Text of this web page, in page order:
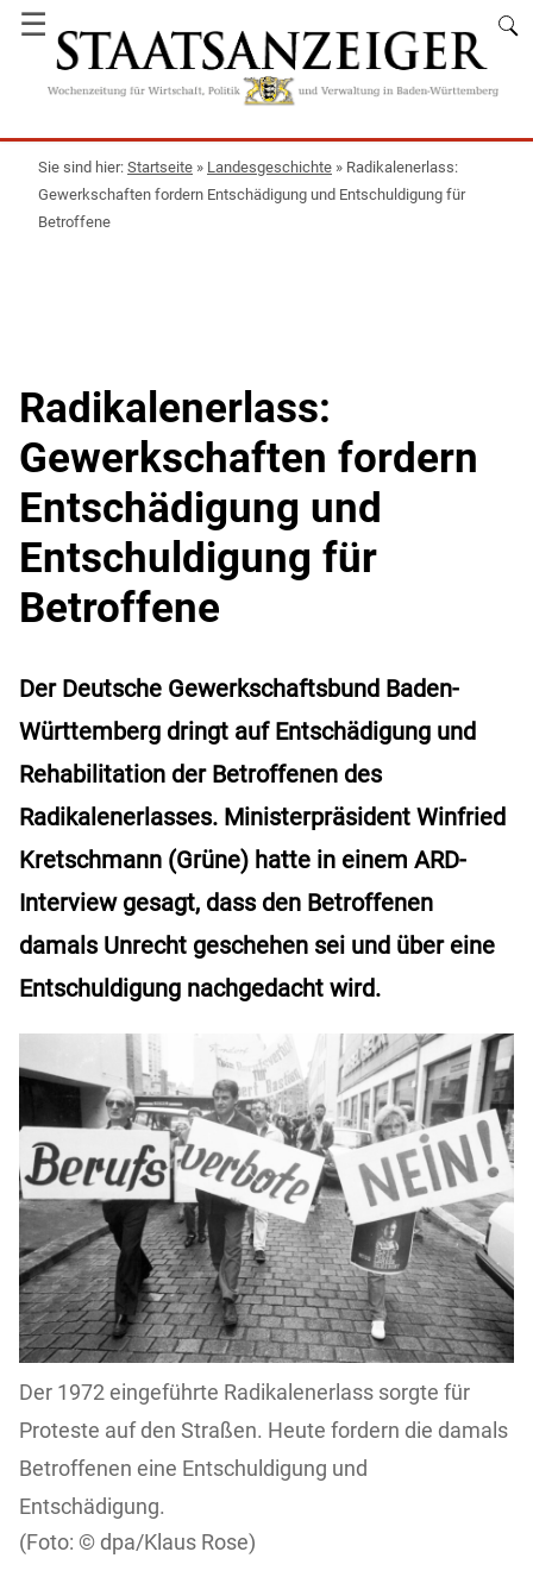
☰
Startseite » Landesgeschichte » Radikalenerlass:
Gewerkschaften fordern Entschädigung und Entschuldigung für
Betroffene
Radikalenerlass:
Gewerkschaften fordern
Entschädigung und
Entschuldigung für
Betroffene
Der Deutsche Gewerkschaftsbund Baden-
Württemberg dringt auf Entschädigung und
Rehabilitation der Betroffenen des
Radikalenerlasses. Ministerpräsident Winfried
Kretschmann (Grüne) hatte in einem ARD-
Interview gesagt, dass den Betroffenen
damals Unrecht geschehen sei und über eine
Entschuldigung nachgedacht wird.
Der 1972 eingeführte Radikalenerlass sorgte für
Proteste auf den Straßen. Heute fordern die damals
Betroffenen eine Entschuldigung und
Entschädigung.
dpa/Klaus Rose)